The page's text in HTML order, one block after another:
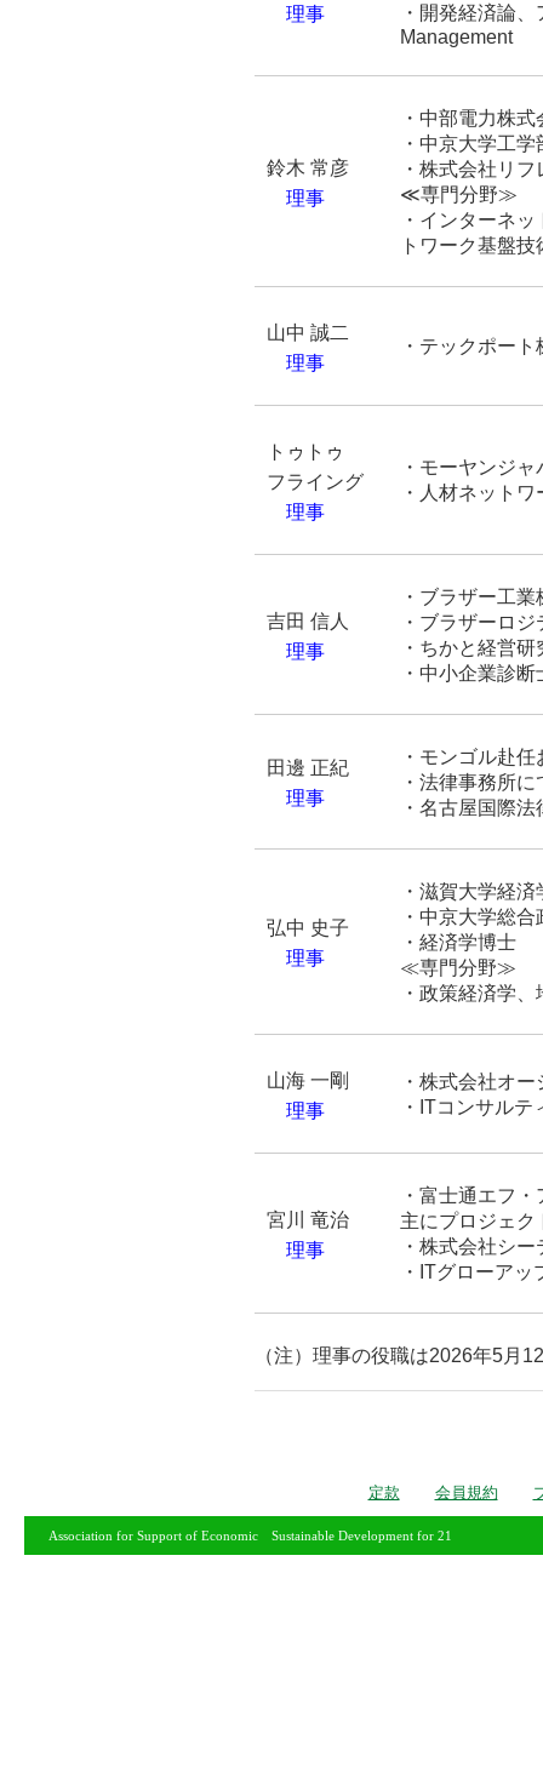
理事
・開発経済論
Management
鈴木 常彦
理事
・中部電力株
・中京大学工
・株式会社リ
≪専門分野≫
・インターネ
トワーク基盤
山中 誠二
理事
・テックポー
トゥトゥ
フライング
理事
・モーヤンジ
・人材ネット
吉田 信人
理事
・ブラザー工
・ ブラザーロジ
・ちかと経営
・中小企業診
田邊 正紀
理事
・ モンゴル赴任
・法律事務所
・名古屋国際
弘中 史子
理事
・滋賀大学経
・中京大学総
・経済学博士
≪専門分野≫
・政策経済学
山海 一剛
理事
・株式会社オ
・ ITコンサルテ
宮川 竜治
理事
・富士通エフ
主にプロジェク
・株式会社シ
・ITグローアッ
（注）理事の役職は2026年5月
定款 会員規約
Association for Support of Economic Sustainable Development for 21